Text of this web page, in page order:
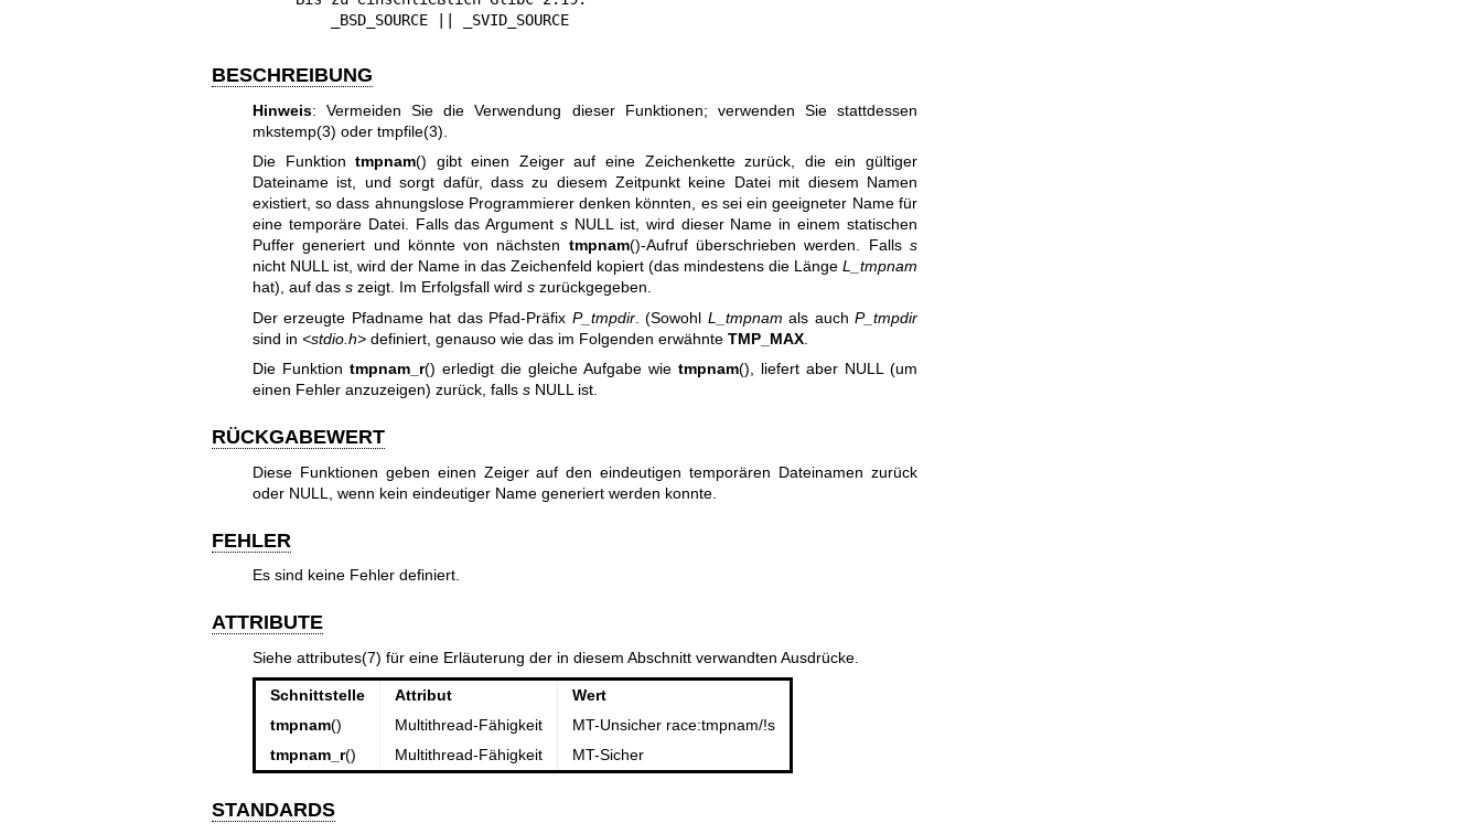
        _BSD_SOURCE || _SVID_SOURCE
BESCHREIBUNG
Hinweis: Vermeiden Sie die Verwendung dieser Funktionen; verwenden Sie stattdessen
mkstemp(3) oder tmpfile(3)
Die Funktiontmpnam() gibt einen Zeiger auf eine Zeichenkette zurück, die ein gültiger
Dateiname ist, und sorgt dafür, dass zu diesem Zeitpunkt keine Datei mit diesem Namen
existiert, so dass ahnungslose Programmierer denken könnten, es sei ein geeigneter Name für
eine temporäre Datei. Falls das Arguments NULL ist, wird dieser Name in einem statischen
Puffer generiert und könnte von nächsten tmpnam()-Aufruf überschrieben werden. Fallss
nicht NULL ist, wird der Name in das Zeichenfeld kopiert (das mindestens die Länge L_tmpnam
hat), auf das szeigt. Im Erfolgsfall wird szurückgegeben.
Der erzeugte Pfadname hat das Pfad-Präfix P_tmpdir. (Sowohl L_tmpnam als auchP_tmpdir
sind in <stdio.h>definiert, genauso wie das im Folgenden erwähnte TMP_MAX.
Die Funktion tmpnam_r() erledigt die gleiche Aufgabe wie tmpnam(), liefert aber NULL (um
einen Fehler anzuzeigen) zurück, falls sNULL ist.
RÜCKGABEWERT
Diese Funktionen geben einen Zeiger auf den eindeutigen temporären Dateinamen zurück
oder NULL, wenn kein eindeutiger Name generiert werden konnte.
FEHLER
Es sind keine Fehler definiert.
ATTRIBUTE
Siehe attributes(7) für eine Erläuterung der in diesem Abschnitt verwandten Ausdrücke.
Schnittstelle Attribut
Wert
tmpnam() Multithread-Fähigkeit
MT-Unsicher race:tmpnam/!s
tmpnam_r() Multithread-Fähigkeit MT-Sicher
STANDARDS